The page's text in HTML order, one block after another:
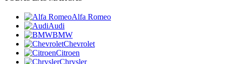
Alfa Romeo
Audi
BMW
Chevrolet
Citroen
Chrysler